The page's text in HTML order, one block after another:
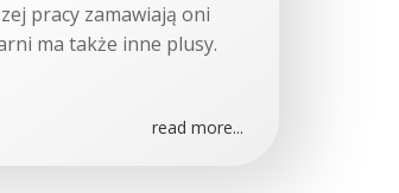
pracy zamawiają oni
ma także inne plusy.
read more...